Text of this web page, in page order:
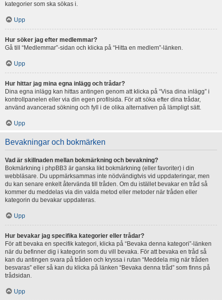
kategorier som ska sökas i.
Upp
Hur söker jag efter medlemmar?
Gå till “Medlemmar”-sidan och klicka på “Hitta en medlem”-länken.
Upp
Hur hittar jag mina egna inlägg och trådar?
Dina egna inlägg kan hittas antingen genom att klicka på “Visa dina inlägg” i
kontrollpanelen eller via din egen profilsida. För att söka efter dina trådar,
använd avancerad sökning och fyll i de olika alternativen på lämpligt sätt.
Upp
Bevakningar och bokmärken
Vad är skillnaden mellan bokmärkning och bevakning?
Bokmärkning i phpBB3 är ganska likt bokmärkning (eller favoriter) i din
webbläsare. Du uppmärksammas inte nödvändigtvis vid uppdateringar, men
du kan senare enkelt återvända till tråden. Om du istället bevakar en tråd så
kommer du meddelas via din valda metod eller metoder när tråden eller
kategorin du bevakar uppdateras.
Upp
Hur bevakar jag specifika kategorier eller trådar?
För att bevaka en specifik kategori, klicka på “Bevaka denna kategori”-länken
när du befinner dig i kategorin som du vill bevaka. För att bevaka en tråd så
kan du antingen svara på tråden och kryssa i rutan “Meddela mig när tråden
besvaras” eller så kan du klicka på länken “Bevaka denna tråd” som finns på
trådsidan.
Upp